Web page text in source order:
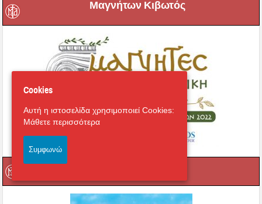
Μαγνήτων Κιβωτός
Cookies
Αυτή η ιστοσελίδα χρησιμοποιεί Cookies:
Μάθετε περισσότερα
Συμφωνώ